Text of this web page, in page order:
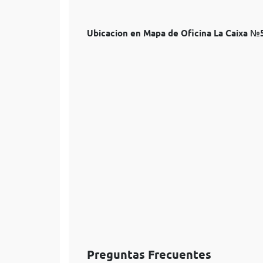
Ubicacion en Mapa de Oficina La Caixa
Preguntas Frecuentes